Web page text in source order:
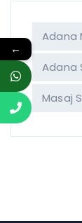
Adana
Adana
Masaj
←